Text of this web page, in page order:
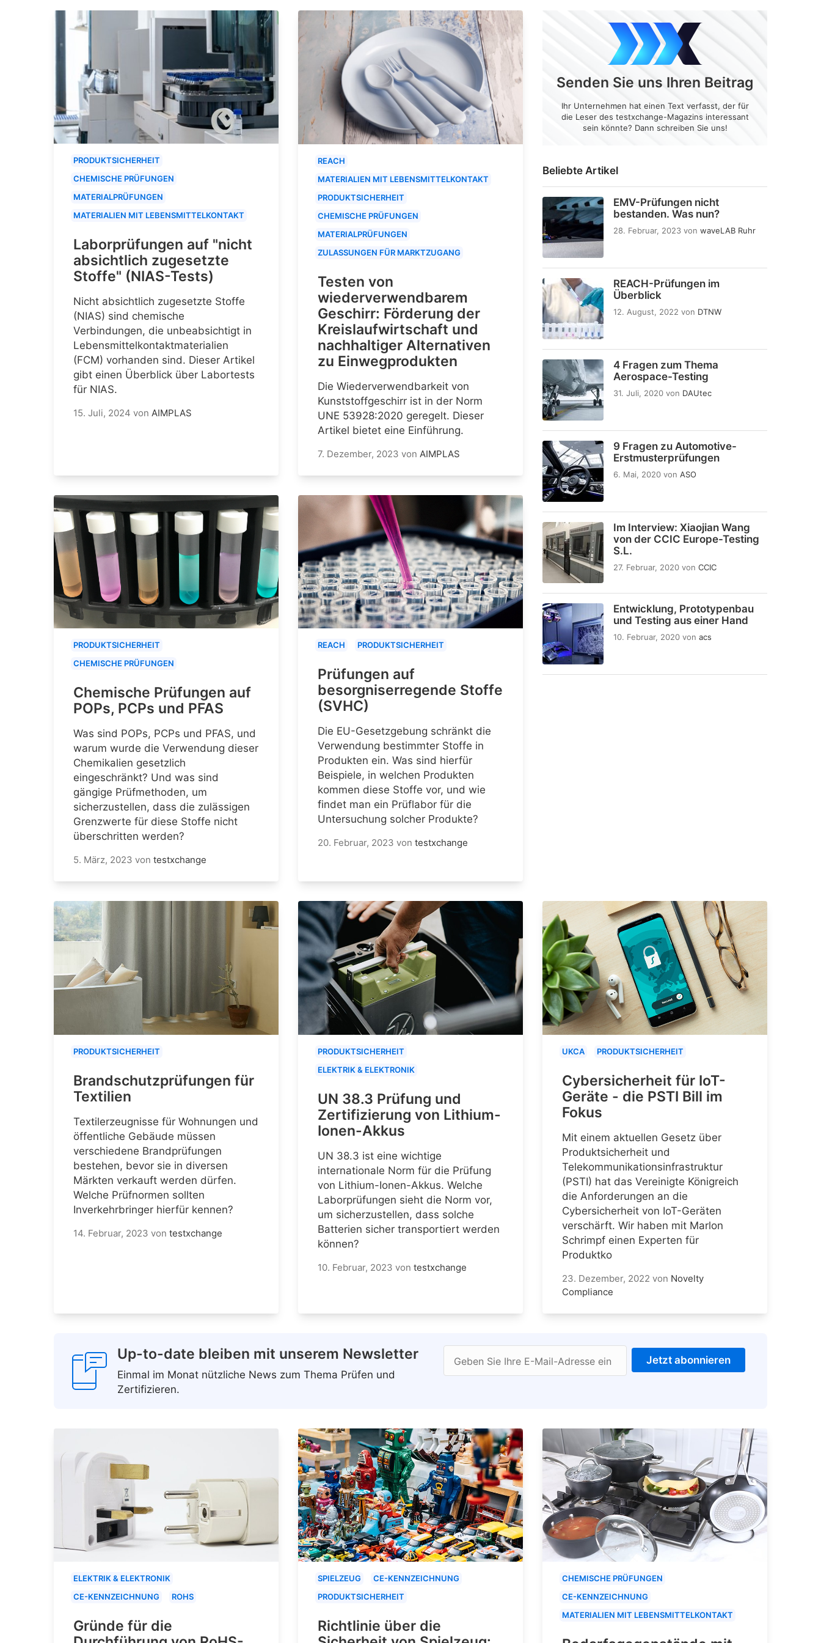
Beliebte Artikel
EMV-Prüfungen nicht
bestanden. Was nun?
28. Februar, 2023 von waveLAB Ruhr
REACH-Prüfungen im
Überblick
12. August, 2022 von DTNW
4 Fragen zum Thema
Aerospace-Testing
31. Juli, 2020 von DAUtec
9 Fragen zu Automotive-
Erstmusterprüfungen
6. Mai, 2020 von ASO
Im Interview: Xiaojian Wang
von der CCIC Europe-Testing
S.L.
27. Februar, 2020 von CCIC
Entwicklung, Prototypenbau
und Testing aus einer Hand
10. Februar, 2020 von acs
Senden Sie uns Ihren Beitrag
Ihr Unternehmen hat einen Text verfasst, der für
die Leser des testxchange-Magazins interessant
sein könnte? Dann schreiben Sie uns!
PRODUKTSICHERHEIT
CHEMISCHE PRÜFUNGEN
MATERIALPRÜFUNGEN
MATERIALIEN MIT LEBENSMITTELKONTAKT
Laborprüfungen auf "nicht
absichtlich zugesetzte
Stoffe" (NIAS-Tests)
Nicht absichtlich zugesetzte Stoffe
(NIAS) sind chemische
Verbindungen, die unbeabsichtigt in
Lebensmittelkontaktmaterialien
(FCM) vorhanden sind. Dieser Artikel
gibt einen Überblick über Labortests
für NIAS.
15. Juli, 2024 von AIMPLAS
REACH
MATERIALIEN MIT LEBENSMITTELKONTAKT
PRODUKTSICHERHEIT
CHEMISCHE PRÜFUNGEN
MATERIALPRÜFUNGEN
ZULASSUNGEN FÜR MARKTZUGANG
Testen von
wiederverwendbarem
Geschirr: Förderung der
Kreislaufwirtschaft und
nachhaltiger Alternativen
zu Einwegprodukten
Die Wiederverwendbarkeit von
Kunststoffgeschirr ist in der Norm
UNE 53928:2020 geregelt. Dieser
Artikel bietet eine Einführung.
7. Dezember, 2023 von AIMPLAS
PRODUKTSICHERHEIT
CHEMISCHE PRÜFUNGEN
Chemische Prüfungen auf
POPs, PCPs und PFAS
Was sind POPs, PCPs und PFAS, und
warum wurde die Verwendung dieser
Chemikalien gesetzlich
eingeschränkt? Und was sind
gängige Prüfmethoden, um
sicherzustellen, dass die zulässigen
Grenzwerte für diese Stoffe nicht
überschritten werden?
5. März, 2023 von testxchange
REACH PRODUKTSICHERHEIT
Prüfungen auf
besorgniserregende Stoffe
(SVHC)
Die EU-Gesetzgebung schränkt die
Verwendung bestimmter Stoffe in
Produkten ein. Was sind hierfür
Beispiele, in welchen Produkten
kommen diese Stoffe vor, und wie
findet man ein Prüflabor für die
Untersuchung solcher Produkte?
20. Februar, 2023 von testxchange
PRODUKTSICHERHEIT
Brandschutzprüfungen für
Textilien
Textilerzeugnisse für Wohnungen und
öffentliche Gebäude müssen
verschiedene Brandprüfungen
bestehen, bevor sie in diversen
Märkten verkauft werden dürfen.
Welche Prüfnormen sollten
Inverkehrbringer hierfür kennen?
14. Februar, 2023 von testxchange
PRODUKTSICHERHEIT
ELEKTRIK & ELEKTRONIK
UN 38.3 Prüfung und
Zertifizierung von Lithium-
Ionen-Akkus
UN 38.3 ist eine wichtige
internationale Norm für die Prüfung
von Lithium-Ionen-Akkus. Welche
Laborprüfungen sieht die Norm vor,
um sicherzustellen, dass solche
Batterien sicher transportiert werden
können?
10. Februar, 2023 von testxchange
UKCA PRODUKTSICHERHEIT
Cybersicherheit für IoT-
Geräte - die PSTI Bill im
Fokus
Mit einem aktuellen Gesetz über
Produktsicherheit und
Telekommunikationsinfrastruktur
(PSTI) hat das Vereinigte Königreich
die Anforderungen an die
Cybersicherheit von IoT-Geräten
verschärft. Wir haben mit Marlon
Schrimpf einen Experten für
Produktko
23. Dezember, 2022 von Novelty
Compliance
Up-to-date bleiben mit unserem Newsletter
Einmal im Monat nützliche News zum Thema Prüfen und
Zertifizieren.
Geben Sie Ihre E-Mail-Adresse ein Jetzt abonnieren
ELEKTRIK & ELEKTRONIK
CE-KENNZEICHNUNG
ROHS
Gründe für die
SPIELZEUG
CE-KENNZEICHNUNG
PRODUKTSICHERHEIT
Richtlinie über die
CHEMISCHE PRÜFUNGEN
CE-KENNZEICHNUNG
MATERIALIEN MIT LEBENSMITTELKONTAKT